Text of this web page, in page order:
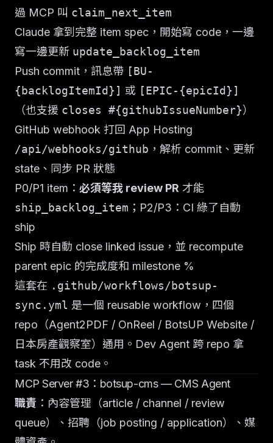
過 MCP 叫 claim_next_item
Claude 拿到完整 item spec，開始寫 code，一邊
寫一邊更新 update_backlog_item
Push commit，訊息帶 [BU-
{backlogItemId}] 或 [EPIC-{epicId}]
（也支援 closes #{githubIssueNumber}）
GitHub webhook 打回 App Hosting
/api/webhooks/github ，解析 commit、更新
state、同步 PR 狀態
P0/P1 item： 必須等我 review PR 才能
ship_backlog_item ；P2/P3：CI 綠了自動
ship
Ship 時自動 close linked issue，並 recompute
parent epic 的完成度和 milestone %
這套在 .github/workflows/botsup-
sync.yml 是一個 reusable workflow，四個
repo（Agent2PDF / OnReel / BotsUP Website /
日本房產觀察室）通用。Dev Agent 跨 repo 拿
task 不用改 code。
MCP Server #3：botsup-cms — CMS Agent
職責 ：內容管理（article / channel / review
queue）、招聘（job posting / application）、媒